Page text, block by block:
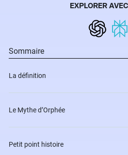
EXPLORER
Sommaire
La définition
Le Mythe d’Orphée
Petit point histoire ️